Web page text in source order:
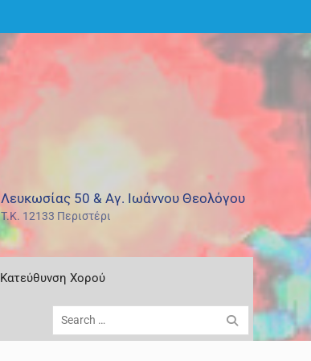
Λευκωσίας 50 & Αγ. Ιωάννου Θεολόγου
T.K. 12133 Περιστέρι
Κατεύθυνση Χορού
Search
for: